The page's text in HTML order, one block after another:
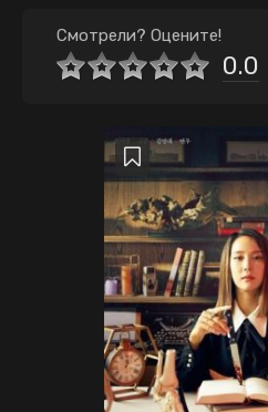
Смотрели? Оцените!
0.0